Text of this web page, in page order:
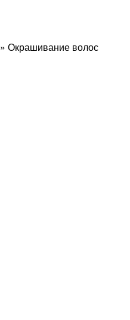
» Окрашивание волос